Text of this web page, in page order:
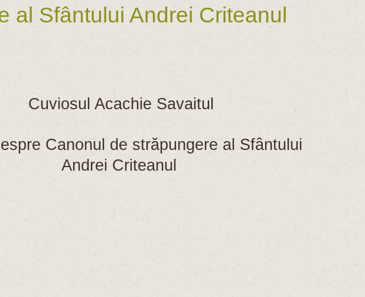
Sfântului Andrei Criteanul
Cuviosul Acachie Savaitul
Canonul de străpungere al Sfântului
Andrei Criteanul